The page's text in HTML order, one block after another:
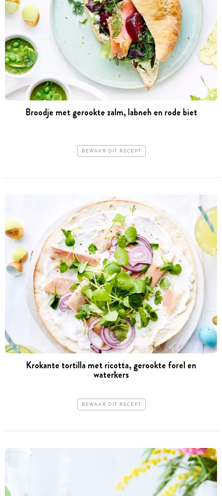
Broodje met gerookte zalm, labneh en rode biet
BEWAAR DIT RECEPT
Krokante tortilla met ricotta, gerookte forel en
waterkers
BEWAAR DIT RECEPT